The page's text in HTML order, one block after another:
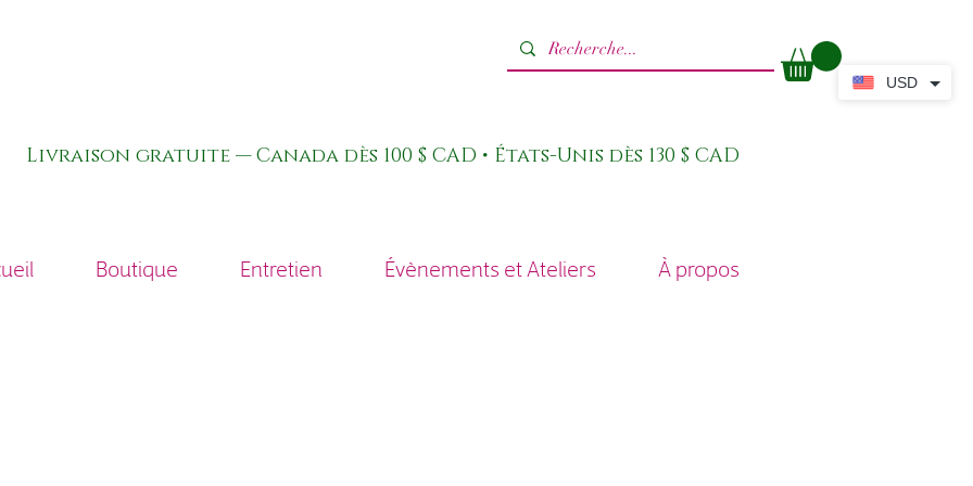
Livraison gratuite — Canada dès 100 $ CAD • États-Unis dès 130 $ CAD
Boutique Entretien Évènements et Ateliers À propos
USD